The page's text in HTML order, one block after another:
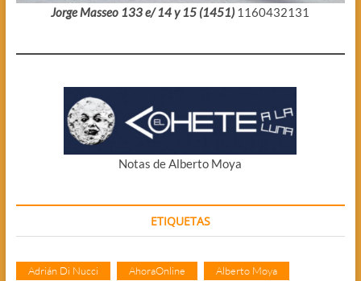
Jorge Masseo 133 e/ 14 y 15 (1451) 1160432131
Notas de Alberto Moya
ETIQUETAS
Adrián Di Nucci AhoraOnline Alberto Moya